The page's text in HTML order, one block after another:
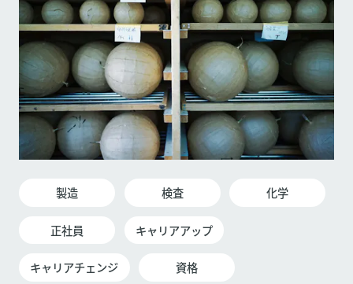
製造 検査 化学
正社員 キャリアアップ
キャリアチェンジ 資格